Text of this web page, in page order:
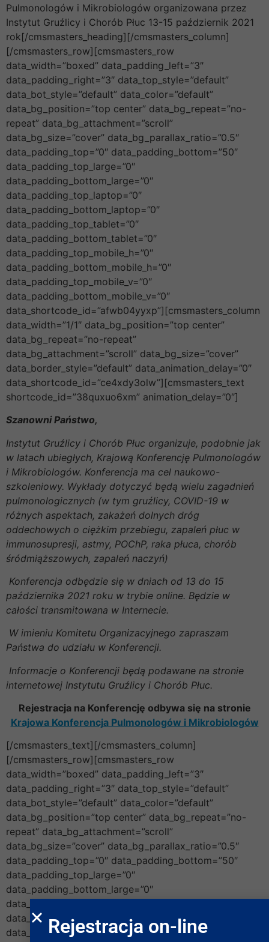
Pulmonologów i Mikrobiologów organizowana przez
Instytut Gruźlicy i Chorób Płuc 13-15 październik 2021
rok[/cmsmasters_heading][/cmsmasters_column]
[/cmsmasters_row][cmsmasters_row
data_width=”boxed” data_padding_left=”3″
data_padding_right=”3″ data_top_style=”default”
data_bot_style=”default” data_color=”default”
data_bg_position=”top center” data_bg_repeat=”no-
repeat” data_bg_attachment=”scroll”
data_bg_size=”cover” data_bg_parallax_ratio=”0.5″
data_padding_top=”0″ data_padding_bottom=”50″
data_padding_top_large=”0″
data_padding_bottom_large=”0″
data_padding_top_laptop=”0″
data_padding_bottom_laptop=”0″
data_padding_top_tablet=”0″
data_padding_bottom_tablet=”0″
data_padding_top_mobile_h=”0″
data_padding_bottom_mobile_h=”0″
data_padding_top_mobile_v=”0″
data_padding_bottom_mobile_v=”0″
data_shortcode_id=”afwb04yyxp”][cmsmasters_column
data_width=”1/1″ data_bg_position=”top center”
data_bg_repeat=”no-repeat”
data_bg_attachment=”scroll” data_bg_size=”cover”
data_border_style=”default” data_animation_delay=”0″
data_shortcode_id=”ce4xdy3olw”][cmsmasters_text
shortcode_id=”38quxuo6xm” animation_delay=”0″]
Szanowni Państwo,
Instytut Gruźlicy i Chorób Płuc organizuje, podobnie jak
w latach ubiegłych, Krajową Konferencję Pulmonologów
i Mikrobiologów. Konferencja ma cel naukowo-
szkoleniowy. Wykłady dotyczyć będą wielu zagadnień
pulmonologicznych (w tym gruźlicy, COVID-19 w
różnych aspektach, zakażeń dolnych dróg
oddechowych o ciężkim przebiegu, zapaleń płuc w
immunosupresji, astmy, POChP, raka płuca, chorób
śródmiąższowych, zapaleń naczyń)
Konferencja odbędzie się w dniach od 13 do 15
października 2021 roku w trybie online. Będzie w
całości transmitowana w Internecie.
W imieniu Komitetu Organizacyjnego zapraszam
Państwa do udziału w Konferencji.
Informacje o Konferencji będą podawane na stronie
internetowej Instytutu Gruźlicy i Chorób Płuc.
Rejestracja na Konferencję odbywa się na stronie
Krajowa Konferencja Pulmonologów i Mikrobiologów
[/cmsmasters_text][/cmsmasters_column]
[/cmsmasters_row][cmsmasters_row
data_width=”boxed” data_padding_left=”3″
data_padding_right=”3″ data_top_style=”default”
data_bot_style=”default” data_color=”default”
data_bg_position=”top center” data_bg_repeat=”no-
repeat” data_bg_attachment=”scroll”
data_bg_size=”cover” data_bg_parallax_ratio=”0.5″
data_padding_top=”0″ data_padding_bottom=”50″
data_padding_top_large=”0″
data_padding_bottom_large=”0″
data_padding_top_laptop=”0″
data_padding_bottom_laptop=”0″
data_padding_top_tablet=”0″
Rejestracja on-line